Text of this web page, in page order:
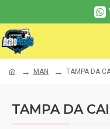
MAN TAMPA DA
TAMPA DA